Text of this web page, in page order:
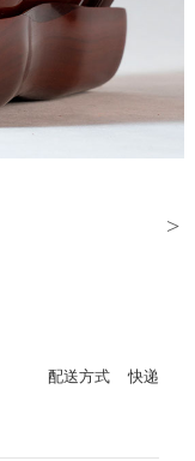
>
配送方式 快递